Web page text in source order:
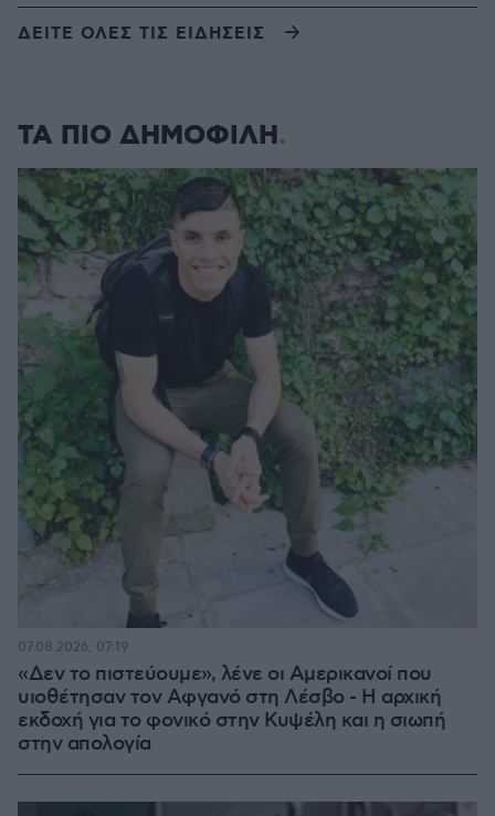
ΔΕΙΤΕ ΟΛΕΣ ΤΙΣ ΕΙΔΗΣΕΙΣ
ΤΑ ΠΙΟ ΔΗΜΟΦΙΛΗ
«Δεν το πιστεύουμε», λένε οι Αμερικανοί που
υιοθέτησαν τον Αφγανό στη Λέσβο - Η αρχική
εκδοχή για το φονικό στην Κυψέλη και η σιωπή
στην απολογία
07.08.2026, 07:19